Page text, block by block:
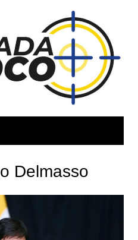
Delmasso